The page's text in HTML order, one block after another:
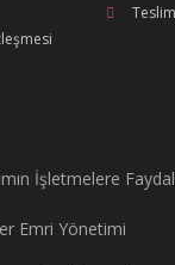
İşletmelere
Emri Yönetimi